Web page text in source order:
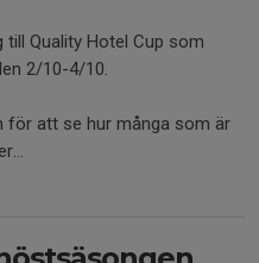
Quality Hotel Cup som
2/10-4/10.
för att se hur många som är